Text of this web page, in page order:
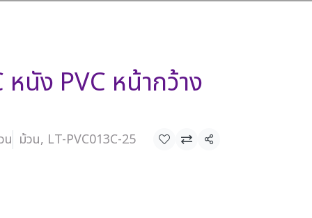
หนัง PVC หน้ากว้าง
น ม้วน, LT-PVC013C-25 แชร์